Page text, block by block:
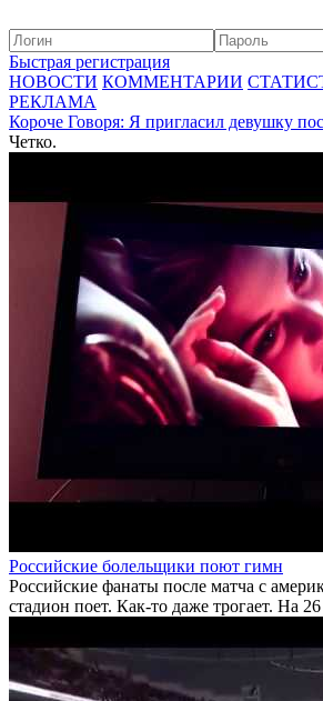
Быстрая регистрация
НОВОСТИ КОММЕНТАРИИ
РЕКЛАМА
Короче Говоря: Я пригласил девушку
Четко.
Российские болельщики поют гимн
Российские фанаты после матча с
стадион поет. Как-то даже трогает. На